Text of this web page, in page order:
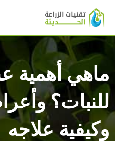
ماهي أهمية
للنبات؟
وكيفية علاجه